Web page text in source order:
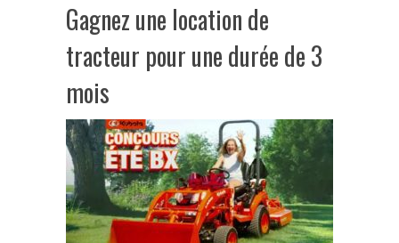
Gagnez une location de
tracteur pour une durée de 3
mois